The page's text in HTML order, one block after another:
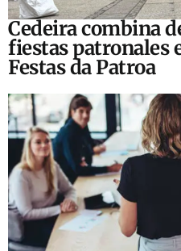
Cedeira combina
fiestas patronales
Festas da Patroa